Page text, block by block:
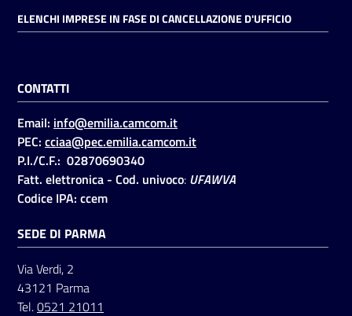
Seguici
su
ELENCHI IMPRESE IN FASE DI CANCELLAZIONE D'UFFICIO
CONTATTI
Email: info@emilia.camcom.it
PEC: cciaa@pec.emilia.camcom.it
P.I./C.F.: 02870690340
Fatt. elettronica - Cod. univoco: UFAWVA
Codice IPA: ccem
SEDE DI PARMA
Via Verdi, 2
43121 Parma
Tel.0521 21011